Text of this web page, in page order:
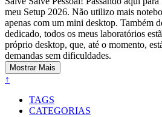
meu Setup 2026. Não utilizo mais
apenas com um mini desktop. Também
dedicado, todos os meus laboratórios
próprio desktop, que, até o momento,
demandas sem dificuldades.
Mostrar Mais
↑
TAGS
CATEGORIAS